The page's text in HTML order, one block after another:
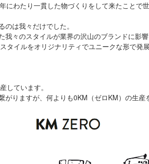
にわたり一貫した物づくりをして来たことで
は我々だけでした。
々のスタイルが業界の沢山のブランドに影響
タイルをオリジナリティでユニークな形で発展
しています。
りますが、何よりも0KM（ゼロKM）の生産